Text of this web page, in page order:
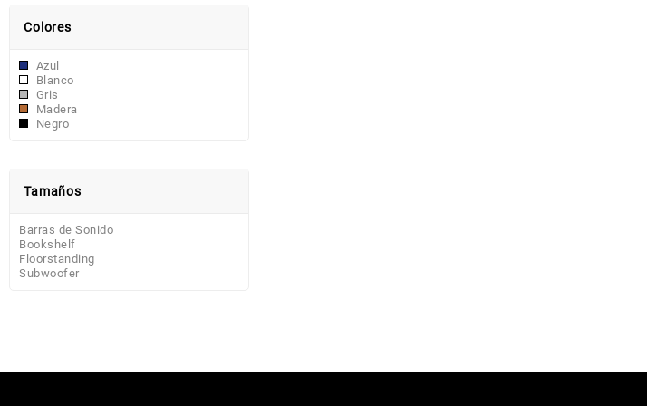
Colores
Azul
Blanco
Gris
Madera
Negro
Tamaños
Barras de Sonido
Bookshelf
Floorstanding
Subwoofer